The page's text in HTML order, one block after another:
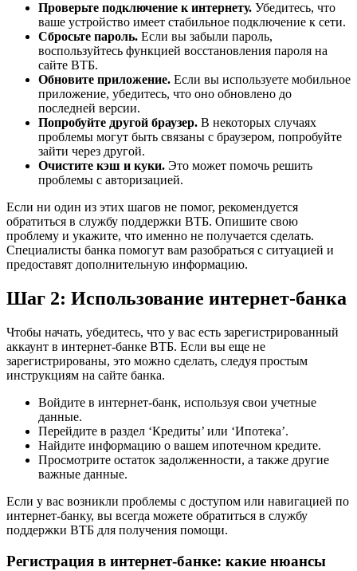
Проверьте подключение к интернету. Убедитесь, что
ваше устройство имеет стабильное подключение к сети.
Сбросьте пароль. Если вы забыли пароль,
воспользуйтесь функцией восстановления пароля на
сайте ВТБ.
Обновите приложение. Если вы используете мобильное
приложение, убедитесь, что оно обновлено до
последней версии.
Попробуйте другой браузер. В некоторых случаях
проблемы могут быть связаны с браузером, попробуйте
зайти через другой.
Очистите кэш и куки. Это может помочь решить
проблемы с авторизацией.
Если ни один из этих шагов не помог, рекомендуется
обратиться в службу поддержки ВТБ. Опишите свою
проблему и укажите, что именно не получается сделать.
Специалисты банка помогут вам разобраться с ситуацией и
предоставят дополнительную информацию.
Шаг 2: Использование интернет-банка
Чтобы начать, убедитесь, что у вас есть зарегистрированный
аккаунт в интернет-банке ВТБ. Если вы еще не
зарегистрированы, это можно сделать, следуя простым
инструкциям на сайте банка.
Войдите в интернет-банк, используя свои учетные
данные.
Перейдите в раздел ‘Кредиты’ или ‘Ипотека’.
Найдите информацию о вашем ипотечном кредите.
Просмотрите остаток задолженности, а также другие
важные данные.
Если у вас возникли проблемы с доступом или навигацией по
интернет-банку, вы всегда можете обратиться в службу
поддержки ВТБ для получения помощи.
Регистрация в интернет-банке: какие нюансы